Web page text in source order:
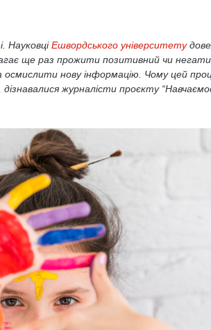
НауковціЕшвордського університету
ще раз прожити позитивний чи
осмислити нову інформацію. Чому цей
журналісти проєкту